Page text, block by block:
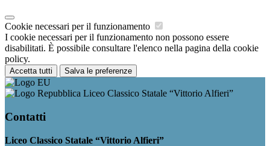
Cookie necessari per il funzionamento
I cookie necessari per il funzionamento non possono essere
disabilitati. È possibile consultare l'elenco nella pagina della cookie
policy.
Accetta tutti Salva le preferenze
Liceo Classico Statale “Vittorio Alfieri”
Contatti
Liceo Classico Statale “Vittorio Alfieri”